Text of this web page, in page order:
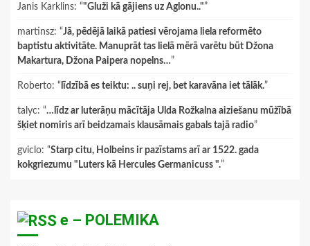
Janis Karklins: “"Gluži kā gājiens uz Aglonu.."”
martinsz: “Jā, pēdējā laikā patiesi vērojama liela reformēto
baptistu aktivitāte. Manuprāt tas lielā mērā varētu būt Džona
Makartura, Džona Paipera nopelns…”
Roberto: “ līdzībā es teiktu: .. suņi rej, bet karavāna iet tālāk.”
talyc: “…līdz ar luterāņu mācītāja Ulda Rožkalna aiziešanu mūžībā
šķiet nomiris arī beidzamais klausāmais gabals tajā radio”
gviclo: “Starp citu, Holbeins ir pazīstams arī ar 1522. gada
kokgriezumu "Luters kā Hercules Germanicuss ".”
e – POLEMIKA